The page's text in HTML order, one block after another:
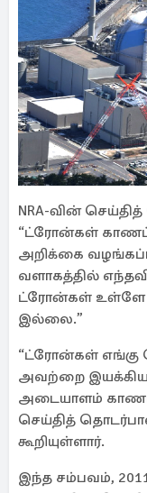
NRA-வின்
“ட்ரோன்கள்
அறிக்கை
வளாகத்தில்
ட்ரோன்கள் உள்ளே
இல்லை.”
“ட்ரோன்கள் எங்கு
அவற்றை
அடையாளம்
செய்தித்
கூறியுள்ளார்.
இந்த சம்பவம்,